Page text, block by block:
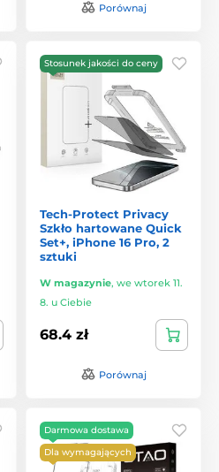
Porównaj
Stosunek jakości do ceny
Tech-Protect Privacy
Szkło hartowane Quick
Set+, iPhone 16 Pro, 2
sztuki
W magazynie, we wtorek 11.
8. u Ciebie
68.4 zł
Porównaj
Darmowa dostawa
Dla wymagających